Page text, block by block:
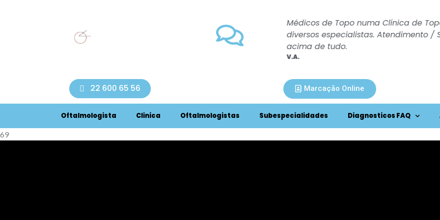
Conseguiu corrigir o problema da minha filha aos oito
outros médicos diziam já ser tarde demais. Recomendo.
Médicos de Topo numa Clínica de
diversos especialistas. Atendimento /
acima de tudo.
V.A.
22 600 65 56 Marcação Online
Oftalmologista Clinica Oftalmologistas Subespecialidades Diagnosticos FAQ
69